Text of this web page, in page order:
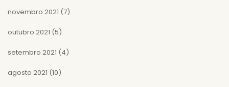
novembro 2021 (7)
outubro 2021 (5)
setembro 2021 (4)
agosto 2021 (10)